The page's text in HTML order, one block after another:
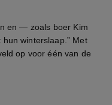
en — zoals boer Kim
winterslaap.” Met
op voor één van de